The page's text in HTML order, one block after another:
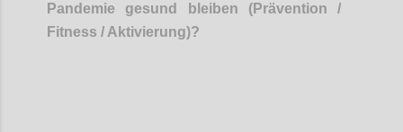
Pandemie gesund bleiben (Prävention /
Fitness / Aktivierung)?